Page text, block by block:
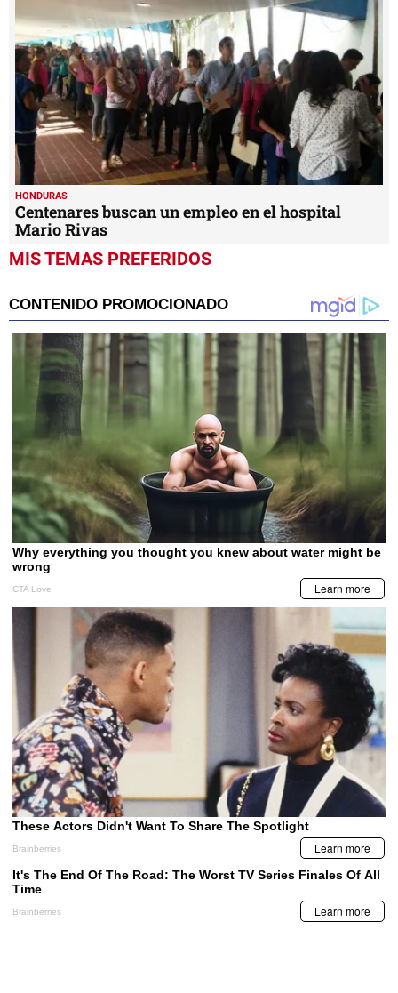
HONDURAS
Centenares buscan un empleo en el hospital
Mario Rivas
MIS TEMAS PREFERIDOS